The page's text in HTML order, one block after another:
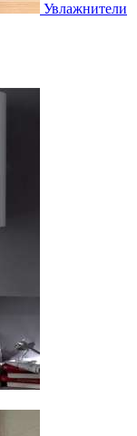
Увлажнители